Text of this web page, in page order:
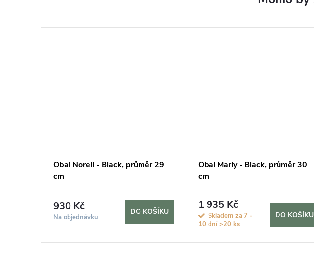
Obal Norell - Black, průměr 29
cm
930 Kč
Na objednávku
DO KOŠÍKU
Obal Marly - Black, průměr 30
cm
1 935 Kč
Skladem za 7 -
10 dní>20 ks
DO KOŠÍKU